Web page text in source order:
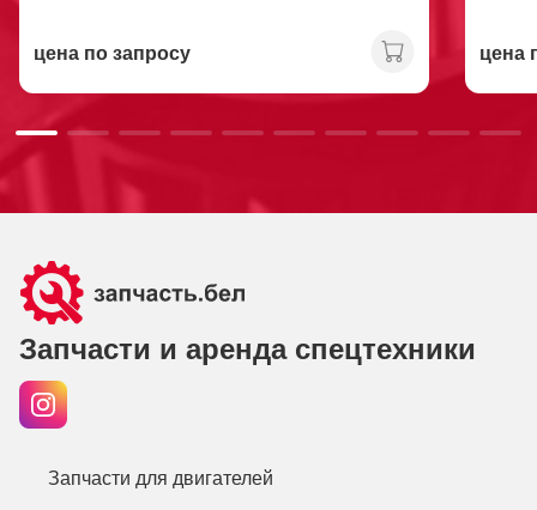
цена по запросу цена
Запчасти и аренда спецтехники
Запчасти для двигателей